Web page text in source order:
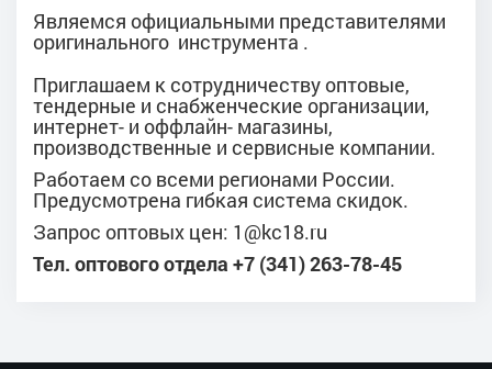
Являемся официальными представителями
оригинального инструмента .
Приглашаем к сотрудничеству оптовые,
тендерные и снабженческие организации,
интернет- и оффлайн- магазины,
производственные и сервисные компании.
Работаем со всеми регионами России.
Предусмотрена гибкая система cкидок.
Запрос оптовых цен: 1@kc18.ru
Тел. оптового отдела +7 (341) 263-78-45